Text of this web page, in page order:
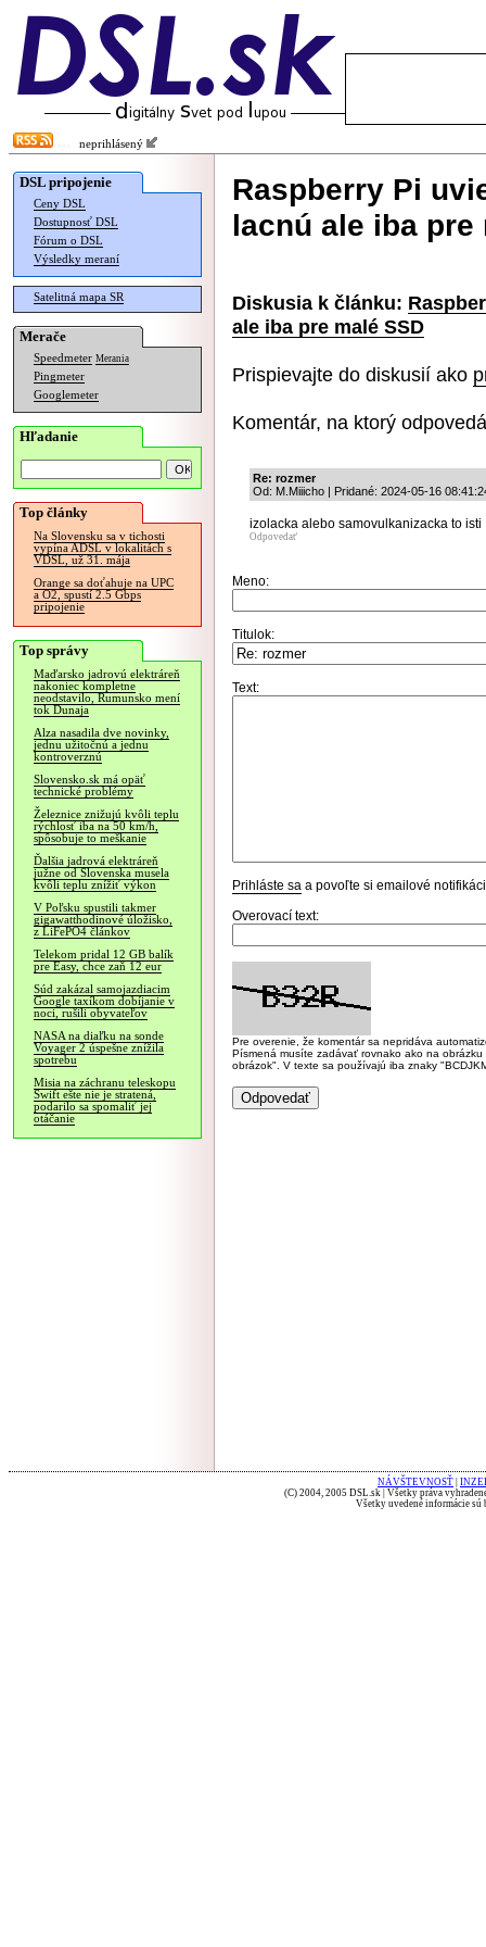
neprihlásený
DSL pripojenie
Ceny DSL
Dostupnosť DSL
Fórum o DSL
Výsledky meraní
Satelitná mapa SR
Merače
Speedmeter Merania
Pingmeter
Googlemeter
Hľadanie
Top články
Na Slovensku sa v tichosti
vypína ADSL v lokalitách s
VDSL, už 31. mája
Orange sa doťahuje na UPC
a O2, spustí 2.5 Gbps
pripojenie
Top správy
Maďarsko jadrovú elektráreň
nakoniec kompletne
neodstavilo, Rumunsko mení
tok Dunaja
Alza nasadila dve novinky,
jednu užitočnú a jednu
kontroverznú
Slovensko.sk má opäť
technické problémy
Železnice znižujú kvôli teplu
rýchlosť iba na 50 km/h,
spôsobuje to meškanie
Ďalšia jadrová elektráreň
južne od Slovenska musela
kvôli teplu znížiť výkon
V Poľsku spustili takmer
gigawatthodinové úložisko,
z LiFePO4 článkov
Telekom pridal 12 GB balík
pre Easy, chce zaň 12 eur
Súd zakázal samojazdiacim
Google taxíkom dobíjanie v
noci, rušili obyvateľov
NASA na diaľku na sonde
Voyager 2 úspešne znížila
spotrebu
Misia na záchranu teleskopu
Swift ešte nie je stratená,
podarilo sa spomaliť jej
otáčanie
Raspberry Pi
lacnú ale iba pre
Diskusia k článku:
ale iba pre malé SSD
Prispievajte do diskusií ako
Komentár, na ktorý
Re: rozmer
Od: M.Miiicho | Pridané: 2024-05-16
izolacka alebo samovulkanizacka to isti
Odpovedať
Meno:
Titulok:
Text:
Prihláste sa a povoľte si emailové
Overovací text:
Pre overenie, že komentár sa nepridáva
Písmená musíte zadávať rovnako ako na
obrázok". V texte sa používajú iba znaky
NÁVŠTEVNOSŤ
(C) 2004, 2005 DSL.sk | Všetky práva
Všetky uvedené informácie sú